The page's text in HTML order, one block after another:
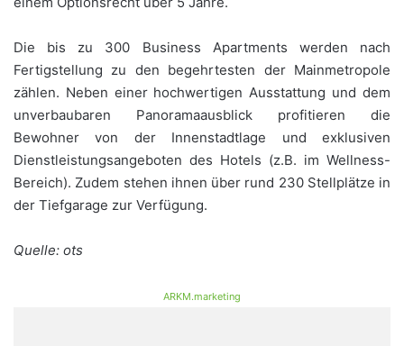
Die bis zu 300 Business Apartments werden nach
Fertigstellung zu den begehrtesten der Mainmetropole
zählen. Neben einer hochwertigen Ausstattung und dem
unverbaubaren Panoramaausblick profitieren die
Bewohner von der Innenstadtlage und exklusiven
Dienstleistungsangeboten des Hotels (z.B. im Wellness-
Bereich). Zudem stehen ihnen über rund 230 Stellplätze in
der Tiefgarage zur Verfügung.
Quelle: ots
ARKM.marketing